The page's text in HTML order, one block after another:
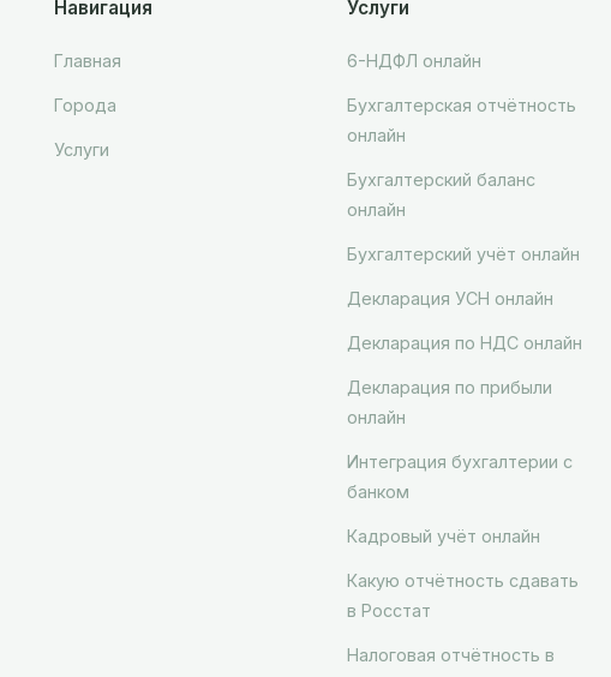
Навигация
Главная
Города
Услуги
Услуги
6-НДФЛ онлайн
Бухгалтерская отчётность
онлайн
Бухгалтерский баланс
онлайн
Бухгалтерский учёт онлайн
Декларация УСН онлайн
Декларация по НДС онлайн
Декларация по прибыли
онлайн
Интеграция бухгалтерии с
банком
Кадровый учёт онлайн
Какую отчётность сдавать
в Росстат
Налоговая отчётность в